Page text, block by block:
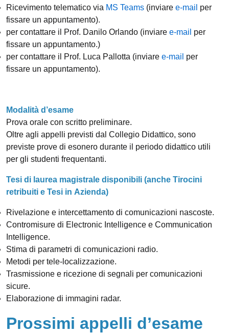
Ricevimento telematico via MS Teams (inviare e-mail per
fissare un appuntamento).
per contattare il Prof. Danilo Orlando (inviare e-mail per
fissare un appuntamento.)
per contattare il Prof. Luca Pallotta (inviare e-mail per
fissare un appuntamento).
Modalità d’esame
Prova orale con scritto preliminare.
Oltre agli appelli previsti dal Collegio Didattico, sono
previste prove di esonero durante il periodo didattico utili
per gli studenti frequentanti.
Tesi di laurea magistrale disponibili (anche Tirocini
retribuiti e Tesi in Azienda)
Rivelazione e intercettamento di comunicazioni nascoste.
Contromisure di Electronic Intelligence e Communication
Intelligence.
Stima di parametri di comunicazioni radio.
Metodi per tele-localizzazione.
Trasmissione e ricezione di segnali per comunicazioni
sicure.
Elaborazione di immagini radar.
Prossimi appelli d’esame